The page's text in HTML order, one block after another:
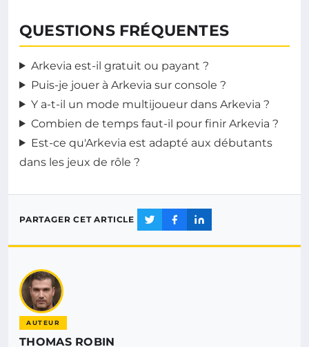
QUESTIONS FRÉQUENTES
Arkevia est-il gratuit ou payant ?
Puis-je jouer à Arkevia sur console ?
Y a-t-il un mode multijoueur dans Arkevia ?
Combien de temps faut-il pour finir Arkevia ?
Est-ce qu'Arkevia est adapté aux débutants
dans les jeux de rôle ?
PARTAGER CET ARTICLE
AUTEUR
THOMAS ROBIN